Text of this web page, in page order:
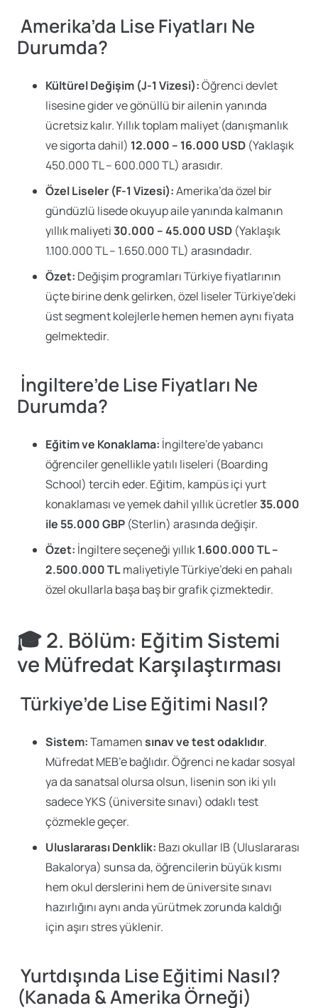
Amerika’da Lise Fiyatları Ne
Durumda?
Kültürel Değişim (J-1 Vizesi):Öğrenci devlet
lisesine gider ve gönüllü bir ailenin yanında
ücretsiz kalır. Yıllık toplam maliyet (danışmanlık
ve sigorta dahil) 12.000 – 16.000 USD (Yaklaşık
450.000 TL – 600.000 TL) arasıdır.
Özel Liseler (F-1 Vizesi):Amerika’da özel bir
gündüzlü lisede okuyup aile yanında kalmanın
yıllık maliyeti30.000 – 45.000 USD (Yaklaşık
1.100.000 TL – 1.650.000 TL) arasındadır.
Özet: Değişim programları Türkiye fiyatlarının
üçte birine denk gelirken, özel liseler Türkiye’deki
üst segment kolejlerle hemen hemen aynı fiyata
gelmektedir.
İngiltere’de Lise Fiyatları Ne
Durumda?
Eğitim ve Konaklama: İngiltere’de yabancı
öğrenciler genellikle yatılı liseleri (Boarding
School) tercih eder. Eğitim, kampüs içi yurt
konaklaması ve yemek dahil yıllık ücretler35.000
ile 55.000 GBP (Sterlin) arasında değişir.
Özet: İngiltere seçeneği yıllık1.600.000 TL –
2.500.000 TLmaliyetiyle Türkiye’deki en pahalı
özel okullarla başa baş bir grafik çizmektedir.
🎓 2. Bölüm: Eğitim Sistemi
ve Müfredat Karşılaştırması
Türkiye’de Lise Eğitimi Nasıl?
Sistem:Tamamensınav ve test odaklıdır.
Müfredat MEB’e bağlıdır. Öğrenci ne kadar sosyal
ya da sanatsal olursa olsun, lisenin son iki yılı
sadece YKS (üniversite sınavı) odaklı test
çözmekle geçer.
Uluslararası Denklik: Bazı okullar IB (Uluslararası
Bakalorya) sunsa da, öğrencilerin büyük kısmı
hem okul derslerini hem de üniversite sınavı
hazırlığını aynı anda yürütmek zorunda kaldığı
için aşırı stres yüklenir.
Yurtdışında Lise Eğitimi Nasıl?
(Kanada & Amerika Örneği)